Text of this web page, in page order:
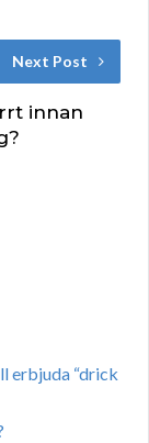
Next Post
innan
erbjuda “drick